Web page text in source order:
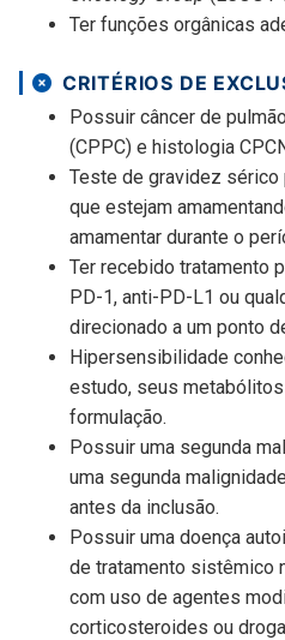
Ter funções orgânicas
CRITÉRIOS DE
Possuir câncer de
(CPPC) e histologia
Teste de gravidez
que estejam
amamentar durante o
Ter recebido tratamento
PD-1, anti-PD-L1 ou
direcionado a um ponto
Hipersensibilidade
estudo, seus
formulação.
Possuir uma segunda
uma segunda
antes da inclusão.
Possuir uma doença
de tratamento sistêmico
com uso de agentes
corticosteroides ou